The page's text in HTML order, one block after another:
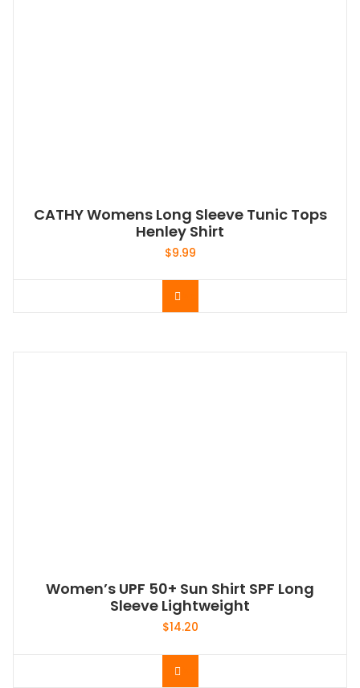
CATHY Womens Long Sleeve Tunic Tops
Henley Shirt
$9.99
Women’s UPF 50+ Sun Shirt SPF Long
Sleeve Lightweight
$14.20